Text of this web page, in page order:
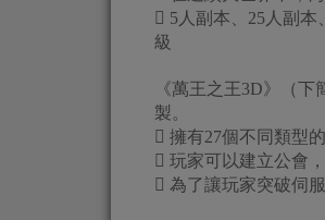
 5人副本、25人副
級
《萬王之王3D》（
製。
 擁有27個不同類型
 玩家可以建立公會
 為了讓玩家突破伺